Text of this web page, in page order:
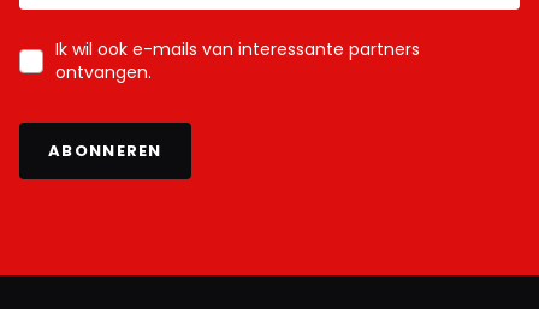
Ik wil ook e-mails van interessante partners
ontvangen.
ABONNEREN